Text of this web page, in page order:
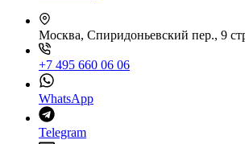
Москва, Спиридоньевский пер., 9
+7 495 660 06 06
WhatsApp
Telegram